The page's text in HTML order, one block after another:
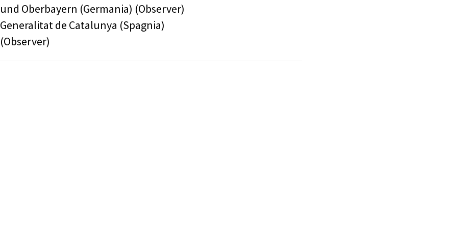
und Oberbayern (Germania) (Observer)
Generalitat de Catalunya (Spagnia)
(Observer)